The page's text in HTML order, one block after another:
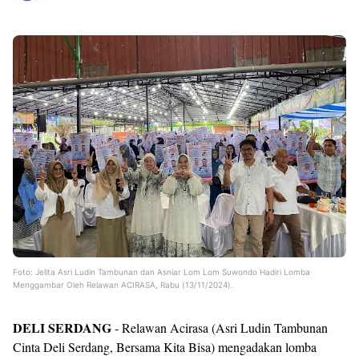
Foto: Jelita Asri Ludin Tambunan dan Asniar Lom Lom Suwondo Hadiri Lomba
Menggambar Oleh Relawan ACIRASA, Rabu (13/11/2024).
DELI SERDANG- Relawan Acirasa (Asri Ludin Tambunan
Cinta Deli Serdang, Bersama Kita Bisa) mengadakan lomba